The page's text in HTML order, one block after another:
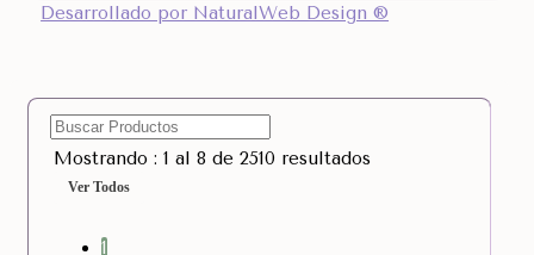
Desarrollado por NaturalWeb Design ®
Mostrando : 1 al 8 de 2510 resultados
Ver Todos
1